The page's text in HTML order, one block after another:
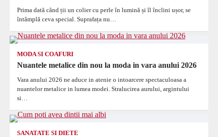
Prima dată când ții un colier cu perle în lumină și îl înclini ușor, se
întâmplă ceva special. Suprafața nu…
MODA SI COAFURI
Nuantele metalice din nou la moda in vara anului 2026
Vara anului 2026 ne aduce in atenie o intoarcere spectaculoasa a
nuantelor metalice in lumea modei. Stralucirea aurului, argintului
si…
SANATATE SI DIETE